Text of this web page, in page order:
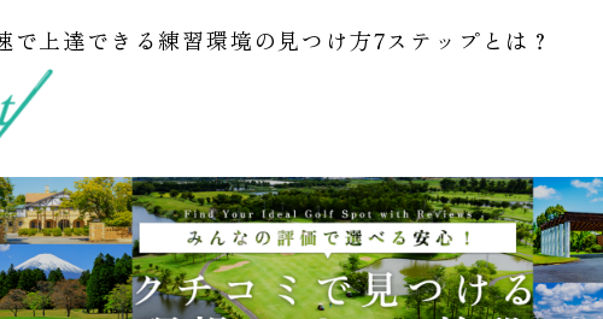
上達できる練習環境の見つけ方7ステップとは？